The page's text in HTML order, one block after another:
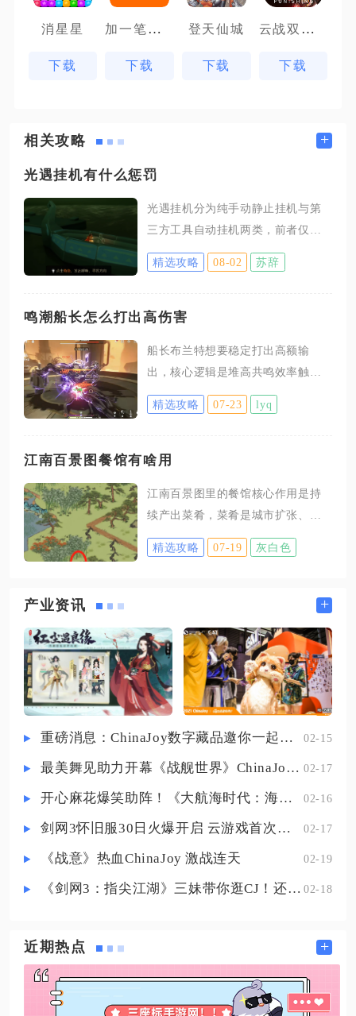
消星星
下载
加一笔变新字
下载
登天仙城
下载
云战双帕弥什
下载
相关攻略 +
光遇挂机有什么惩罚
光遇挂机分为纯手动静止挂机与第
三方工具自动挂机两类，前者仅会
触发游戏内置收益限制，后者会触
发多层阶梯式账号处罚，包含资源
联账号连带追责，不同挂机行为对
容易混淆两种挂机的判定边界，误
踩违规红线造成账号损失。仅依靠
自身设备手动静止挂机，不借助任
制，属于无账号风险的轻度限制惩
罚。角色连续两分钟无任何操作便
会头顶睡眠标识，普通地图内自然
精选攻略 08-02 苏辞
鸣潮船长怎么打出高伤害
船长布兰特想要稳定打出高额输
出，核心逻辑是堆高共鸣效率触发
被动攻击加成、全程维持空战输出
循环、在全队增伤buff覆盖期间释放
队辅助完成双锚爆发循环，三者缺
伍搭配任一环节缺失都会大幅压低
整体伤害上限。船长的被动戏中人
生会以150%共鸣效率为基准，每超
鸣效率即可吃满全部攻击增益，这
也是该角色区别于其他主C的核心养
成思路，所有输出操作都要围绕快
速攒满回路
精选攻略 07-23 lyq
江南百景图餐馆有啥用
江南百景图里的餐馆核心作用是持
续产出菜肴，菜肴是城市扩张、工
业生产、完成各类任务的刚需资
源，同时还能产出铜钱、提升城镇
幅拉高整体资源产出效率。餐馆作
城镇达到指定等级即可花费铜钱与
蔬菜完成建造，建造完成后依靠农
田产出的蔬菜作为原材料，分四个
档位制作不同数量的菜肴，档位等
级越高单次产出越多、耗时越长。
分钟就能收取少量菜肴，适合零散
上线时循环生产；高等级档位耗时
下
精选攻略 07-19 灰白色
产业资讯 +
重磅消息：ChinaJoy数字藏品邀你一起评选 02-15
最美舞见助力开幕《战舰世界》ChinaJoy首日精彩碰撞 02-17
开心麻花爆笑助阵！《大航海时代：海上霸主》亮相China Joy 02-16
剑网3怀旧服30日火爆开启 云游戏首次亮相CJ打造舒适畅玩体验 02-17
《战意》热血ChinaJoy 激战连天 02-19
《剑网3：指尖江湖》三妹带你逛CJ！还有惊喜嘉宾现场约定你！ 02-18
近期热点 +